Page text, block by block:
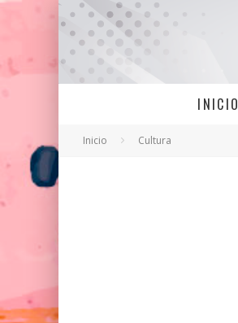
INICIO
Inicio Cultura